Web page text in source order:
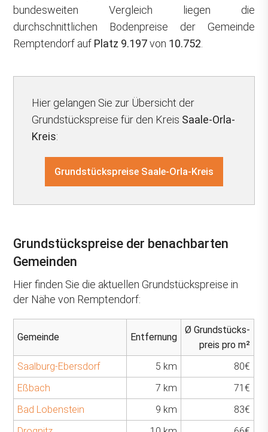
bundesweiten Vergleich liegen die
durchschnittlichen Bodenpreise der Gemeinde
Remptendorf auf Platz 9.197von 10.752
Hier gelangen Sie zur Übersicht der
Grundstückspreise für den Kreis Saale-Orla-
Kreis:
Grundstückspreise Saale-Orla-Kreis
Grundstückspreise der benachbarten
Gemeinden
Hier finden Sie die aktuellen Grundstückspreise in
der Nähe von Remptendorf:
Gemeinde Entfernung
Ø Grundstücks-
preis pro m²
Saalburg-Ebersdorf
5 km
80€
Eßbach
7 km
71€
Bad Lobenstein
9 km
83€